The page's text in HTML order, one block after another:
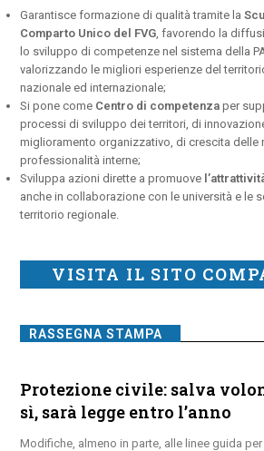
Garantisce formazione di qualità tramite la
Comparto Unico del FVG , favorendo la
lo sviluppo di competenze nel sistema della
valorizzando le migliori esperienze del
nazionale ed internazionale;
Si pone come Centro di competenza per
processi di sviluppo dei territori, di
miglioramento organizzativo, di crescita delle
professionalità interne;
Sviluppa azioni dirette a promuove
anche in collaborazione con le università e le
territorio regionale.
VISITA IL SITO
RASSEGNA STAMPA
Protezione civile: salva
sì, sarà legge entro l’anno
Modifiche, almeno in parte, alle linee guida